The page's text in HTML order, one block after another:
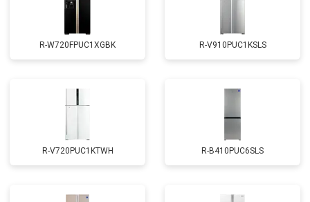
R-W720FPUC1XGBK R-V910PUC1KSLS
R-V720PUC1KTWH R-B410PUC6SLS